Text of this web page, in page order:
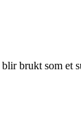
brukt som